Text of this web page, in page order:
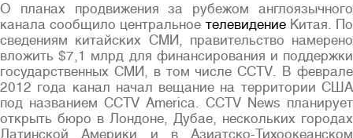
О планах продвижения за рубежом англоязычного
канала сообщило центральное телевидениеКитая. По
сведениям китайских СМИ, правительство намерено
вложить $7,1 млрд для финансирования и поддержки
государственных СМИ, в том числе CCTV. В феврале
2012 года канал начал вещание на территории США
под названием CCTV America. CCTV News планирует
открыть бюро в Лондоне, Дубае, нескольких городах
Латинской Америки и в Азиатско-Тихоокеанском